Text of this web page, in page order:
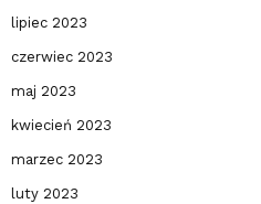
lipiec 2023
czerwiec 2023
maj 2023
kwiecień 2023
marzec 2023
luty 2023